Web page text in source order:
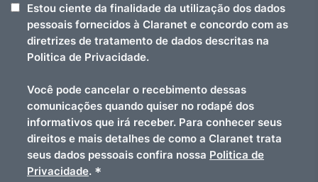
Estou ciente da finalidade da utilização dos dados
pessoais fornecidos à Claranet e concordo com as
diretrizes de tratamento de dados descritas na
Politica de Privacidade.
Você pode cancelar o recebimento dessas
comunicações quando quiser no rodapé dos
informativos que irá receber. Para conhecer seus
direitos e mais detalhes de como a Claranet trata
seus dados pessoais confira nossa Politica de
Privacidade. *